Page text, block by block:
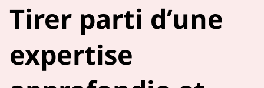
Tirer parti d’une
expertise